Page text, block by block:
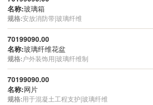
名称:玻璃箱
规格:安放消防带|玻璃纤维
70199090.00
名称:玻璃纤维花盆
规格: 户外装饰用|玻璃纤维制
70199090.00
名称:网片
规格:用于混凝土工程支护|玻璃纤维